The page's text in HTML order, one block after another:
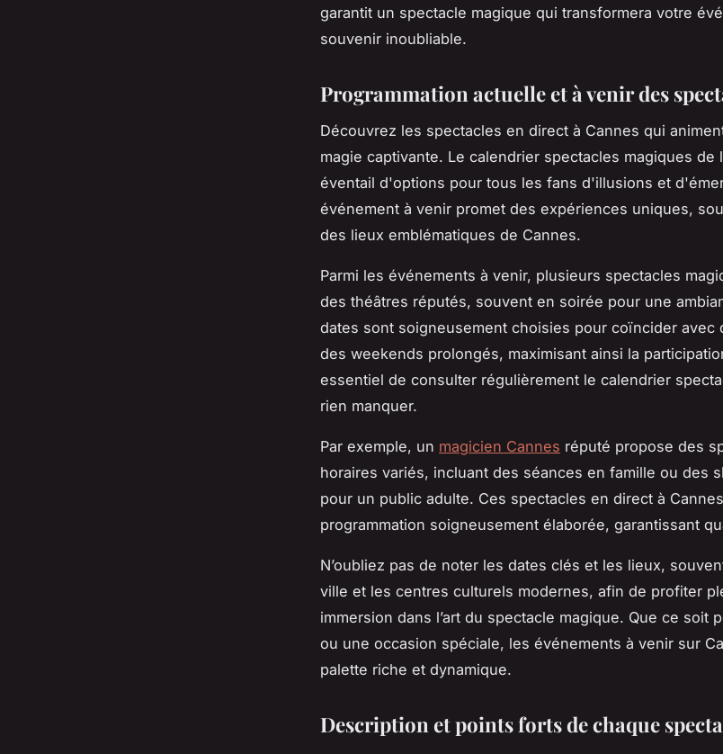
garantit un spectacle magique qui transformera votre
souvenir inoubliable.
Programmation actuelle et à venir des
Découvrez les spectacles en direct à Cannes qui
magie captivante. Le calendrier spectacles magiques de
éventail d'options pour tous les fans d'illusions et
événement à venir promet des expériences uniques,
des lieux emblématiques de Cannes.
Parmi les événements à venir, plusieurs spectacles
des théâtres réputés, souvent en soirée pour une
dates sont soigneusement choisies pour coïncider avec
des weekends prolongés, maximisant ainsi la
essentiel de consulter régulièrement le calendrier
rien manquer.
Par exemple, un magicien Cannes réputé propose des
horaires variés, incluant des séances en famille ou des
pour un public adulte. Ces spectacles en direct à
programmation soigneusement élaborée, garantissant
N’oubliez pas de noter les dates clés et les lieux,
ville et les centres culturels modernes, afin de profiter
immersion dans l’art du spectacle magique. Que ce soit
ou une occasion spéciale, les événements à venir sur
palette riche et dynamique.
Description et points forts de chaque